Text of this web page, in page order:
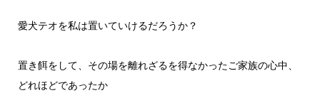
愛犬テオを私は置いていけるだろうか？
置き餌をして、その場を離れざるを得なかったご家族の心中、
どれほどであったか